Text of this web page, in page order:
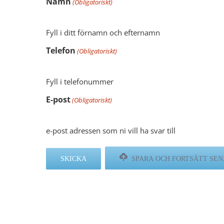
(Obligatoriskt)
Fyll i ditt förnamn och efternamn
Telefon (Obligatoriskt)
Fyll i telefonummer
E-post(Obligatoriskt)
e-post adressen som ni vill ha svar till
SPARA OCH FORTSÄTT